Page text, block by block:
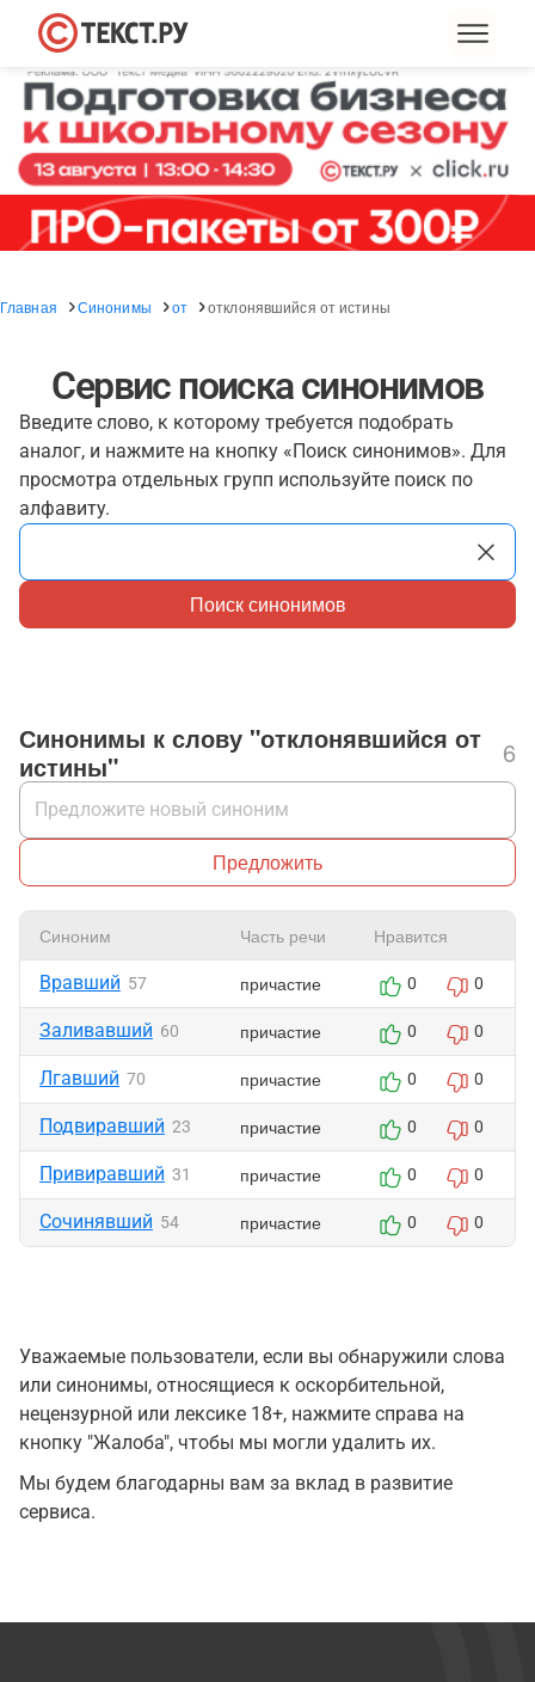
Главная Синонимы от отклонявшийся от истины
Сервис поиска синонимов
Введите слово, к которому требуется подобрать
аналог, и нажмите на кнопку «Поиск синонимов». Для
просмотра отдельных групп используйте поиск по
алфавиту.
Поиск синонимов
Синонимы к слову "отклонявшийся от
истины"
6
Предложить
Синоним Часть речи Нравится
Вравший 57 причастие 0 0
Заливавший 60 причастие 0 0
Лгавший 70 причастие 0 0
Подвиравший 23 причастие 0 0
Привиравший 31 причастие 0 0
Сочинявший 54 причастие 0 0
Уважаемые пользователи, если вы обнаружили слова
или синонимы, относящиеся к оскорбительной,
нецензурной или лексике 18+, нажмите справа на
кнопку "Жалоба", чтобы мы могли удалить их.
Мы будем благодарны вам за вклад в развитие
сервиса.